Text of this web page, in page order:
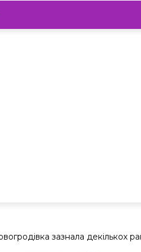
зазнала декількох